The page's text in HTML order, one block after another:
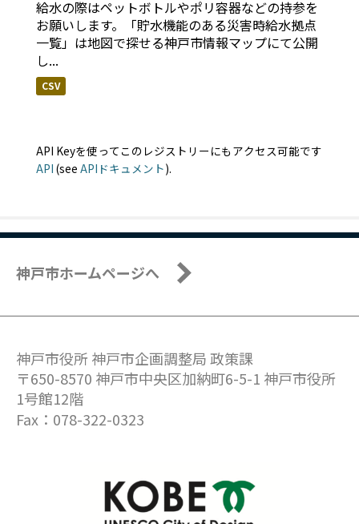
給水の際はペットボトルやポリ容器などの持参を
お願いします。「貯水機能のある災害時給水拠点
一覧」は地図で探せる神戸市情報マップにて公開
し...
CSV
API Keyを使ってこのレジストリーにもアクセス可能です
API (see APIドキュメント).
神戸市ホームページへ
神戸市役所 神戸市企画調整局 政策課
〒650-8570 神戸市中央区加納町6-5-1 神戸市役所
1号館12階
Fax：078-322-0323